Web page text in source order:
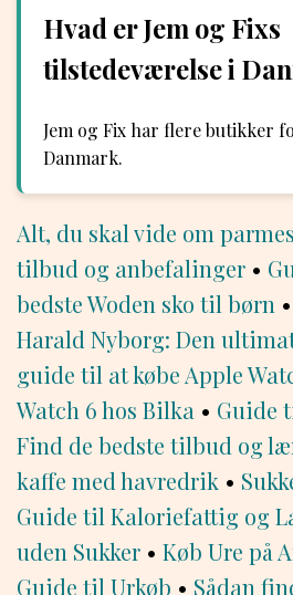
Hvad er Jem og Fixs
tilstedeværelse i
Jem og Fix har flere butikker
Danmark.
Alt, du skal vide om
tilbud og anbefalinger •
bedste Woden sko til børn •
Harald Nyborg: Den
guide til at købe Apple
Watch 6 hos Bilka • Guide
Find de bedste tilbud og
kaffe med havredrik •
Guide til Kaloriefattig og
uden Sukker • Køb Ure på
Guide til Urkøb • Sådan